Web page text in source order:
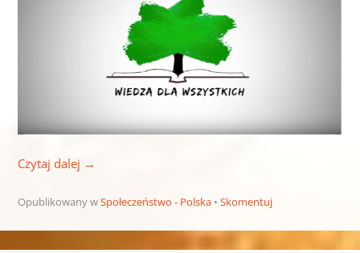
Czytaj dalej →
Opublikowany wSpołeczeństwo - Polska Skomentuj